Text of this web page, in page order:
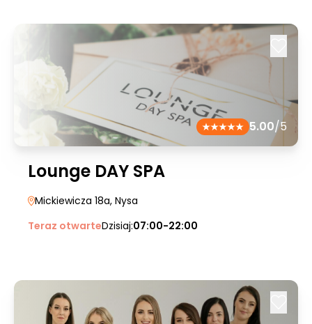
5.00/5
Lounge DAY SPA
Mickiewicza 18a, Nysa
Teraz otwarteDzisiaj:07:00-22:00